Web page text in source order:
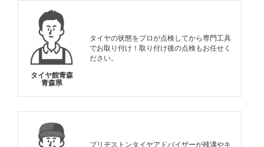
タイヤ館青森
青森県
タイヤの状態をプロが点検してから専門工具
でお取り付け！取り付け後の点検もお任せく
ださい。
ブリヂストンタイヤアドバイザーが残溝やキ